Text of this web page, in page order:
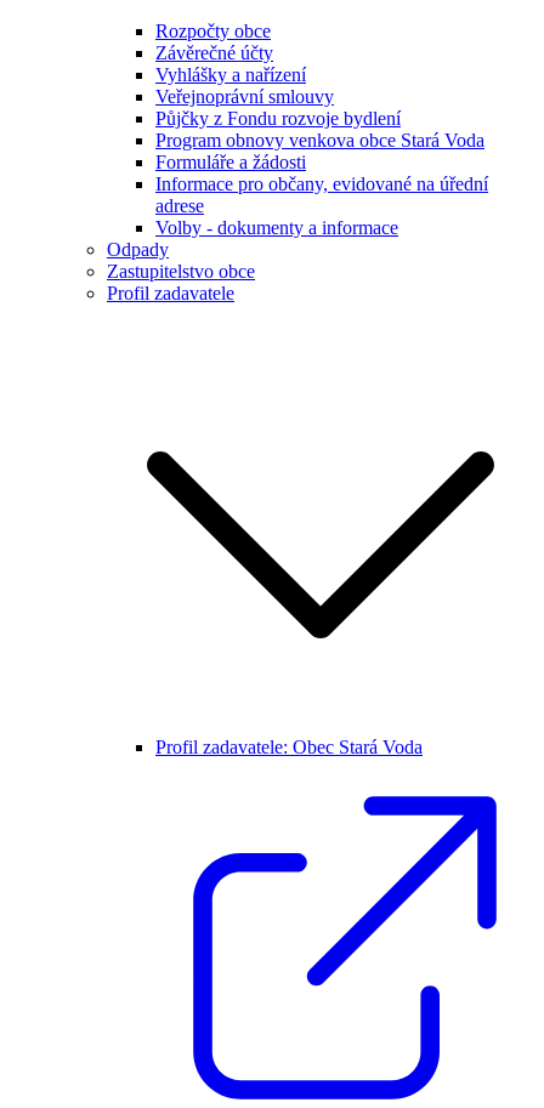
Rozpočty obce
Závěrečné účty
Vyhlášky a nařízení
Veřejnoprávní smlouvy
Půjčky z Fondu rozvoje bydlení
Program obnovy venkova obce Stará Voda
Formuláře a žádosti
Informace pro občany, evidované na úřední
adrese
Volby - dokumenty a informace
Odpady
Zastupitelstvo obce
Profil zadavatele
Profil zadavatele: Obec Stará Voda